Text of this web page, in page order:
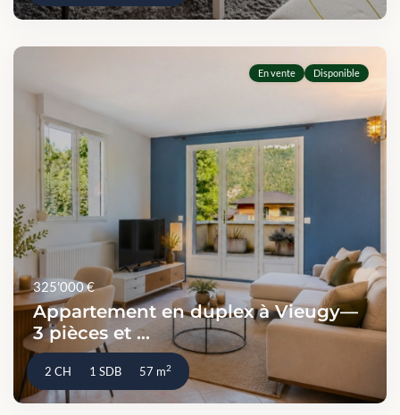
En vente Disponible
325'000 €
Appartement en duplex à Vieugy—
3 pièces et ...
2 CH 1 SDB 57 m2